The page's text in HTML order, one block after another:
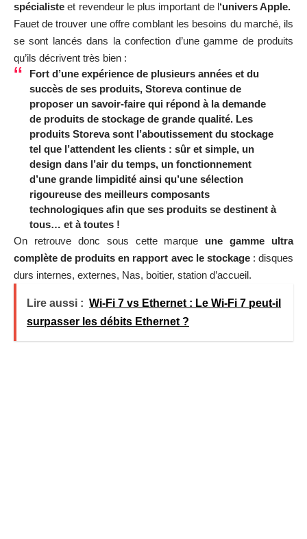
spécialiste et revendeur le plus important de l‘univers Apple.
Fauet de trouver une offre comblant les besoins du marché, ils
se sont lancés dans la confection d’une gamme de produits
qu’ils décrivent très bien :
Fort d’une expérience de plusieurs années et du
succès de ses produits, Storeva continue de
proposer un savoir-faire qui répond à la demande
de produits de stockage de grande qualité. Les
produits Storeva sont l’aboutissement du stockage
tel que l’attendent les clients : sûr et simple, un
design dans l’air du temps, un fonctionnement
d’une grande limpidité ainsi qu’une sélection
rigoureuse des meilleurs composants
technologiques afin que ses produits se destinent à
tous… et à toutes !
On retrouve donc sous cette marque une gamme ultra
complète de produits en rapport avec le stockage: disques
durs internes, externes, Nas, boitier, station d’accueil.
Lire aussi : Wi-Fi 7 vs Ethernet : Le Wi-Fi 7 peut-il
surpasser les débits Ethernet ?